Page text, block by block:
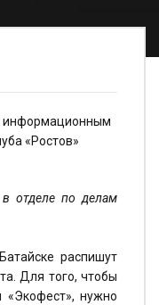
информационным
«Ростов»
в отделе по делам
распишут
Для того, чтобы
«Экофест», нужно